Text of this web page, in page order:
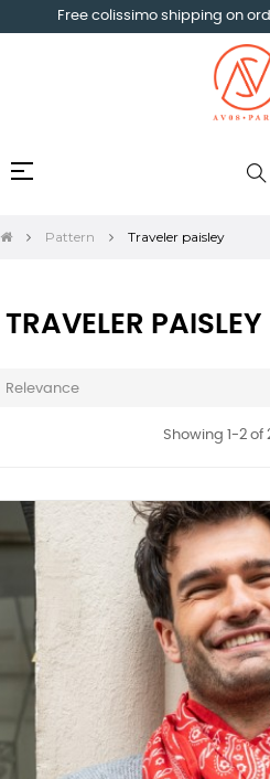
Free colissimo shipping on
Toggle
☰
Pattern Traveler paisley
TRAVELER PAISLEY
Relevance
Showing 1-2 of